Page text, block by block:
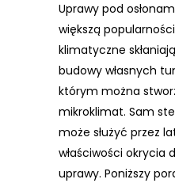
Uprawy pod
większą
klimatyczne
budowy własnych
którym można
mikroklimat. Sam
może służyć przez
właściwości okrycia
uprawy. Poniższy